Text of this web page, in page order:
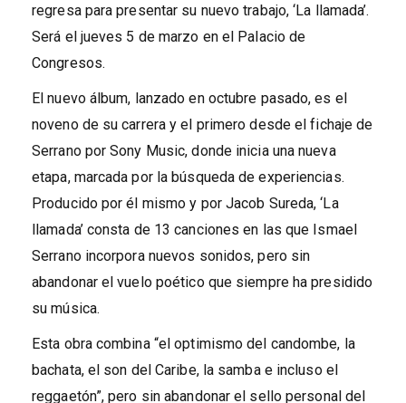
regresa para presentar su nuevo trabajo, ‘La llamada’.
Será el jueves 5 de marzo en el Palacio de
Congresos.
El nuevo álbum, lanzado en octubre pasado, es el
noveno de su carrera y el primero desde el fichaje de
Serrano por Sony Music, donde inicia una nueva
etapa, marcada por la búsqueda de experiencias.
Producido por él mismo y por Jacob Sureda, ‘La
llamada’ consta de 13 canciones en las que Ismael
Serrano incorpora nuevos sonidos, pero sin
abandonar el vuelo poético que siempre ha presidido
su música.
Esta obra combina “el optimismo del candombe, la
bachata, el son del Caribe, la samba e incluso el
reggaetón”, pero sin abandonar el sello personal del